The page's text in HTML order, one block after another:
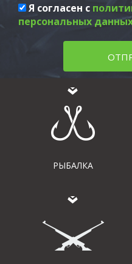
Я согласен с
персональных
РЫБАЛКА